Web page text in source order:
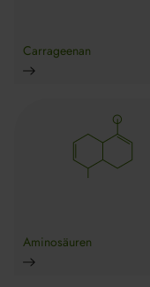
Carrageenan
Aminosäuren